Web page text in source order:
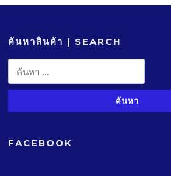
ค้นหาสินค้า | SEARCH
ค้นหา
สำหรับ:
FACEBOOK